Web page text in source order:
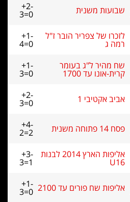
שבועות משנית +2-
3=0
לזכרו של צפריר הובר ז"ל
רמה ג
+1-
4=0
שח מהיר ל"ג בעומר
קרית-אונו עד 1700
+1-
3=0
אביב אקטיבי 1 +2-
3=0
פסח 14 פתוחה משנית +4-
2=2
אליפות הארץ 2014 לבנות
U16
+3-
3=1
אליפות שח פורים עד 2100 +1-
3=0